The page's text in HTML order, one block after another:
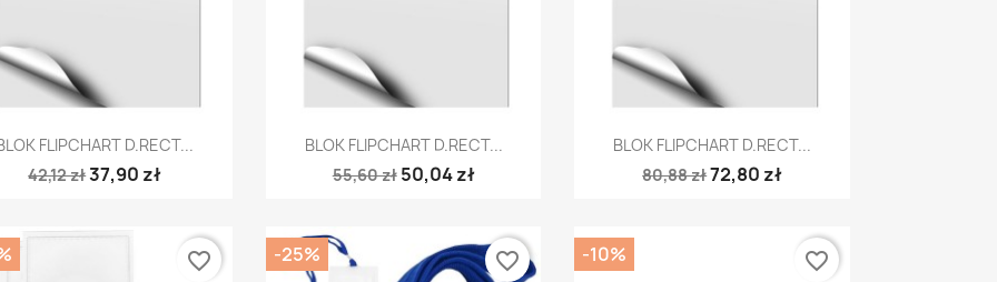
Szybki podgląd
FLIPCHART D.RECT...
42,12 zł37,90 zł
Szybki podgląd
BLOK FLIPCHART D.RECT...
55,60 zł 50,04 zł
Szybki podgląd
BLOK FLIPCHART D.RECT...
80,88 zł72,80 zł
favorite_border -25% favorite_border -10% favorite_border